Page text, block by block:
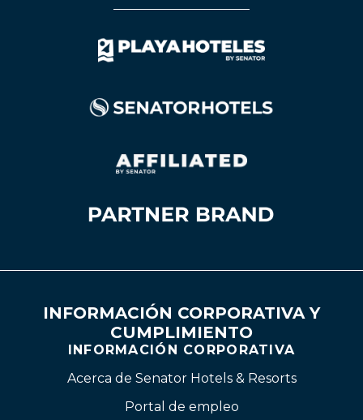
INFORMACIÓN CORPORATIVA Y
CUMPLIMIENTO
INFORMACIÓN CORPORATIVA
Acerca de Senator Hotels & Resorts
Portal de empleo